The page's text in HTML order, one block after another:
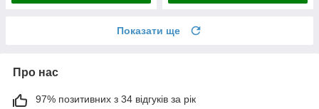
Показати ще
Про нас
97% позитивних з 34 відгуків за рік